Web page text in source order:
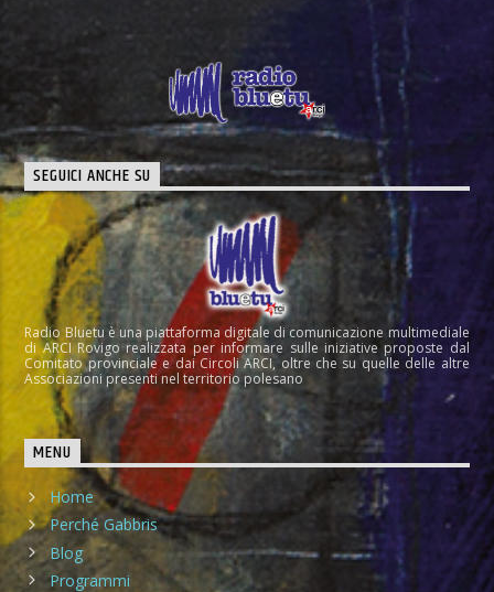
SEGUICI ANCHE SU
Radio Bluetu è una piattaforma digitale di comunicazione multimediale
di ARCI Rovigo realizzata per informare sulle iniziative proposte dal
Comitato provinciale e dai Circoli ARCI, oltre che su quelle delle altre
Associazioni presenti nel territorio polesano
MENU
Home
Perché Gabbris
Blog
Programmi